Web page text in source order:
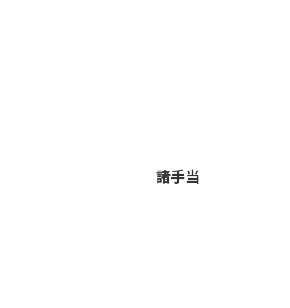
諸手当